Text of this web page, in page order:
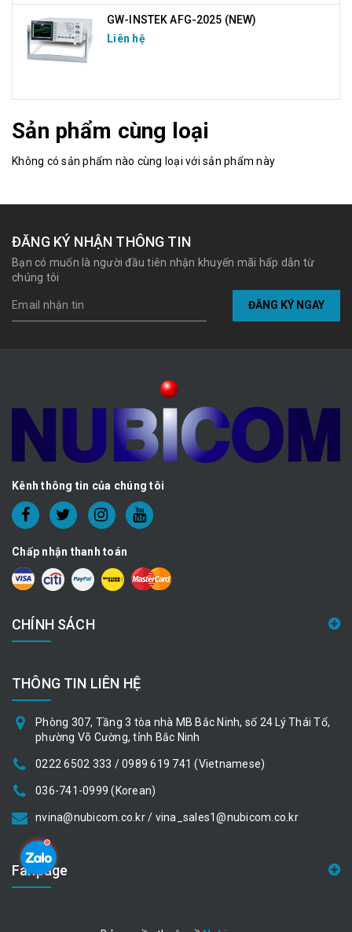
GW-INSTEK AFG-2025 (NEW)
Liên hệ
Sản phẩm cùng loại
Không có sản phẩm nào cùng loại với sản phẩm này
ĐĂNG KÝ NHẬN THÔNG TIN
Bạn có muốn là người đầu tiên nhận khuyến mãi hấp dẫn từ
chúng tôi
ĐĂNG KÝ NGAY
Kênh thông tin của chúng tôi
Chấp nhận thanh toán
CHÍNH SÁCH
THÔNG TIN LIÊN HỆ
Phòng 307, Tầng 3 tòa nhà MB Bắc Ninh, số 24 Lý Thái Tổ,
phường Võ Cường, tỉnh Bắc Ninh
0222 6502 333 / 0989 619 741 (Vietnamese)
036-741-0999 (Korean)
nvina@nubicom.co.kr / vina_sales1@nubicom.co.kr
Fanpage